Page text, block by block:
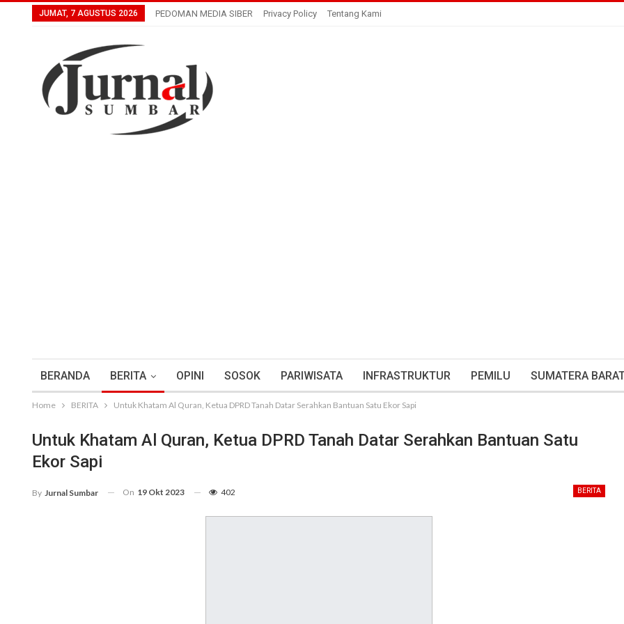
JUMAT, 7 AGUSTUS 2026 PEDOMAN MEDIA SIBER Privacy Policy Tentang Kami
BERANDA BERITA OPINI SOSOK PARIWISATA INFRASTRUKTUR PEMILU SUMATERA
Home BERITA Untuk Khatam Al Quran, Ketua DPRD Tanah Datar Serahkan Bantuan Satu Ekor Sapi
Untuk Khatam Al Quran, Ketua DPRD Tanah Datar Serahkan Bantuan Satu
Ekor Sapi
BERITA
By Jurnal Sumbar On 19 Okt 2023 402